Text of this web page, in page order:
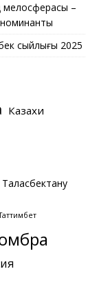
мелосферасы –
номинанты
сыйлығы 2025
Казахи
Таласбектану